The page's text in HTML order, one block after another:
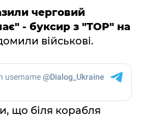
черговий
- буксир з "ТОР" на
військові.
що біля корабля